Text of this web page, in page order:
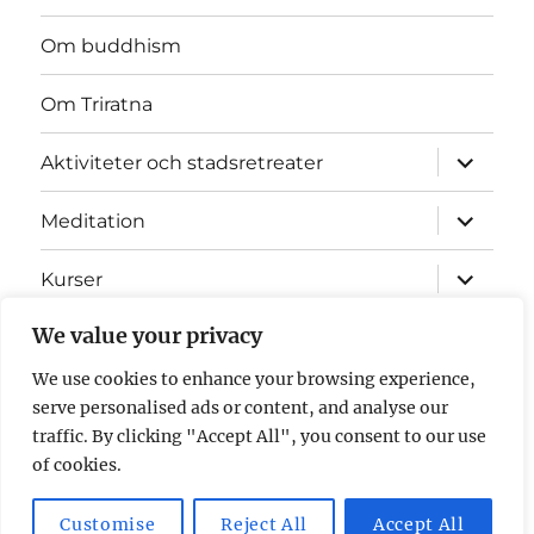
We value your privacy
We use cookies to enhance your browsing experience,
serve personalised ads or content, and analyse our
traffic. By clicking "Accept All", you consent to our use
of cookies.
Customise Reject All Accept All
Om buddhism
Om Triratna
Aktiviteter och stadsretreater
Meditation
Kurser
Mitra
Kontakt
Triratna Linköping Drivs med WordPress